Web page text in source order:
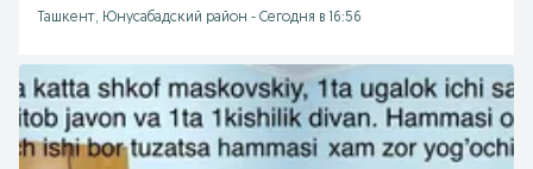
Ташкент, Юнусабадский район - Сегодня в 16:56